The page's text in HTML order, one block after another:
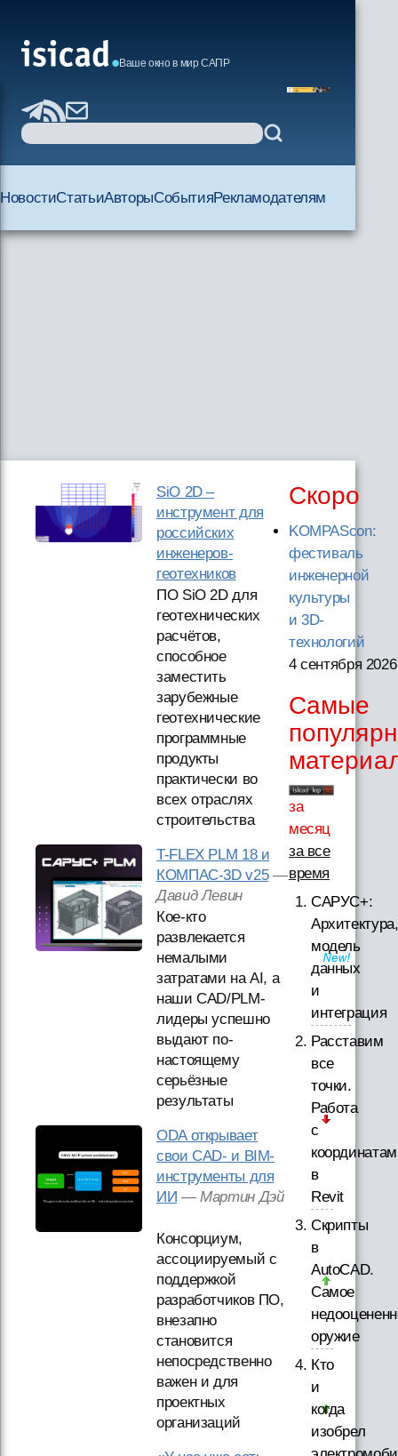
Ваше окно в мир САПР
НовостиСтатьиАвторыСобытияРекламодателям
SiO 2D –
инструмент для
российских
инженеров-
геотехников
ПО SiO 2D для
геотехнических
расчётов,
способное
заместить
зарубежные
геотехнические
программные
продукты
практически во
всех отраслях
строительства
T-FLEX PLM 18 и
КОМПАС-3D v25—
Давид Левин
Кое-кто
развлекается
немалыми
затратами на AI, а
наши CAD/PLM-
лидеры успешно
выдают по-
настоящему
серьёзные
результаты
ODA открывает
свои CAD- и BIM-
инструменты для
ИИ —Мартин Дэй
Консорциум,
ассоциируемый с
поддержкой
разработчиков ПО,
внезапно
становится
непосредственно
важен и для
проектных
организаций
Скоро
KOMPAScon:
фестиваль
инженерной
культуры
и 3D-
технологий
4 сентября 2026
Самые
за
месяц
за все
время
САРУС+:
Архитектура,
модель
данных
и
интеграция
Расставим
все
точки.
Работа
с
в
Revit
Скрипты
в
AutoCAD.
Самое
оружие
Кто
и
когда
изобрел